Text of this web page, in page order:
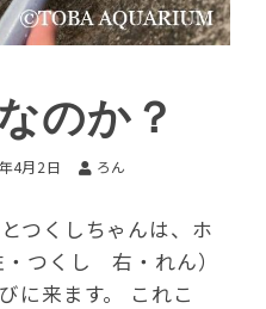
のか？
4月2日 ろん
つくしちゃんは、ホ
つくし 右・れん）
に来ます。 これこ